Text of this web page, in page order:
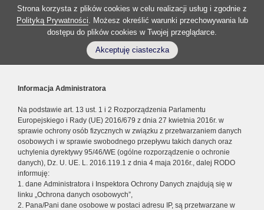
Strona korzysta z plików cookies w celu realizacji usług i zgodnie z
Polityką Prywatności. Możesz określić warunki przechowywania lub
dostępu do plików cookies w Twojej przeglądarce.
Akceptuję ciasteczka
Informacja Administratora
Na podstawie art. 13 ust. 1 i 2 Rozporządzenia Parlamentu
Europejskiego i Rady (UE) 2016/679 z dnia 27 kwietnia 2016r. w
sprawie ochrony osób fizycznych w związku z przetwarzaniem danych
osobowych i w sprawie swobodnego przepływu takich danych oraz
uchylenia dyrektywy 95/46/WE (ogólne rozporządzenie o ochronie
danych), Dz. U. UE. L. 2016.119.1 z dnia 4 maja 2016r., dalej RODO
informuję:
1. dane Administratora i Inspektora Ochrony Danych znajdują się w
linku „Ochrona danych osobowych”,
2. Pana/Pani dane osobowe w postaci adresu IP, są przetwarzane w